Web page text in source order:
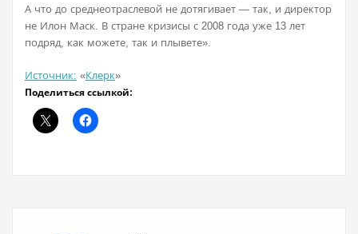
А что до среднеотраслевой не дотягивает — так, и директор
не Илон Маск. В стране кризисы с 2008 года уже 13 лет
подряд, как можете, так и плывете».
Источник: «Клерк»
Поделиться ссылкой: